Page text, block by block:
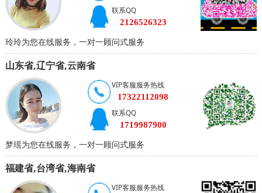
联系QQ
2126526323
玲玲为您在线服务，一对一顾问式服务
山东省,辽宁省,云南省
VIP客服服务热线
17322112098
联系QQ
1719987900
梦瑶为您在线服务，一对一顾问式服务
福建省,台湾省,海南省
VIP客服服务热线